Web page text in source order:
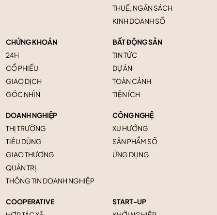
THUẾ, NGÂN SÁCH
KINH DOANH SỐ
CHỨNG KHOÁN
24H
CỔ PHIẾU
GIAO DỊCH
GÓC NHÌN
BẤT ĐỘNG SẢN
TIN TỨC
DỰ ÁN
TOÀN CẢNH
TIỆN ÍCH
DOANH NGHIỆP
THỊ TRƯỜNG
TIÊU DÙNG
GIAO THƯƠNG
QUẢN TRỊ
THÔNG TIN DOANH NGHIỆP
CÔNG NGHỆ
XU HƯỚNG
SẢN PHẨM SỐ
ỨNG DỤNG
COOPERATIVE
START-UP